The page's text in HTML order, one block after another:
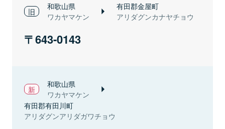
和歌山県
ワカヤマケン
有田郡金屋町
アリダグンカナヤチョウ
643-0143
和歌山県
ワカヤマケン
有田郡有田川町
アリダグンアリダガワチョウ